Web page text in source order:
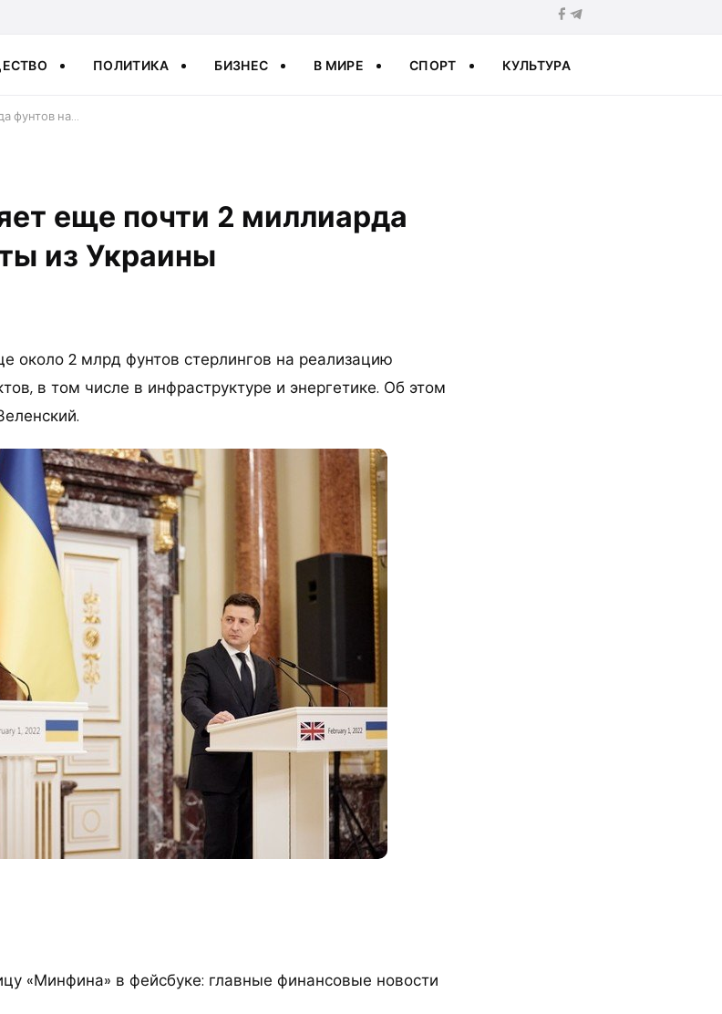
ПОЛИТИКА БИЗНЕС В МИРЕ СПОРТ КУЛЬТУРА
фунтов на…
еще почти 2 миллиарда
из Украины
около 2 млрд фунтов стерлингов на реализацию
в том числе в инфраструктуре и энергетике. Об этом
«Минфина» в фейсбуке: главные финансовые новости